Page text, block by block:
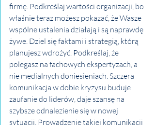
firmę. Podkreślaj wartości organizacji, bo
właśnie teraz możesz pokazać, że Wasze
wspólne ustalenia działają i są naprawdę
żywe. Dziel się faktami i strategią, którą
planujesz wdrożyć. Podkreślaj, że
polegasz na fachowych ekspertyzach, a
nie medialnych doniesieniach. Szczera
komunikacja w dobie kryzysu buduje
zaufanie do liderów, daje szansę na
szybsze odnalezienie się w nowej
sytuacji. Prowadzenie takiej komunikacji